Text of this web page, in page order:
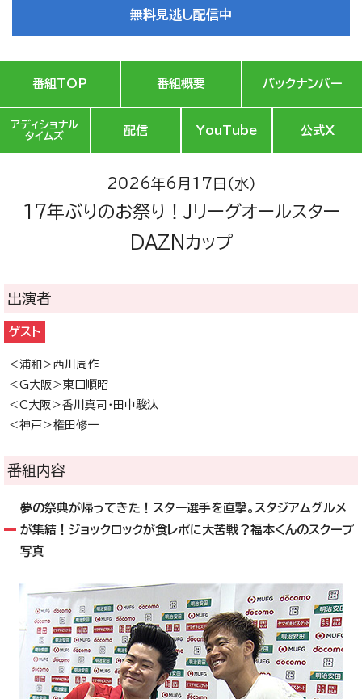
無料見逃し配信中
番組TOP 番組概要 バックナンバー
アディショナル
タイムズ
配信 YouTube 公式X
2026年6月17日（水）
17年ぶりのお祭り！Jリーグオールスター
DAZNカップ
出演者
ゲスト
＜浦和＞西川周作
＜G大阪＞東口順昭
＜C大阪＞香川真司・田中駿汰
＜神戸＞権田修一
番組内容
夢の祭典が帰ってきた！スター選手を直撃。スタジアムグルメ
が集結！ジョックロックが食レポに大苦戦？福本くんのスクープ
写真